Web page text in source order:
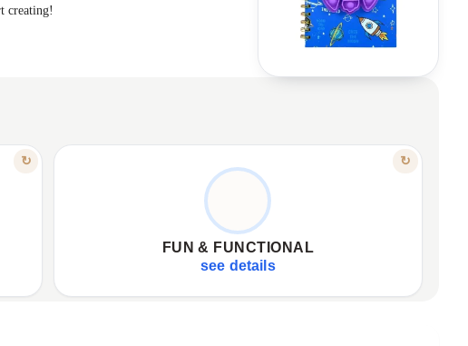
creating!
↻ ↻
FUN & FUNCTIONAL
see details
AESTHETICS MEET UTILITY
Ideal for school, office, personal notes.
Combines classic notebook with Pop It game.
Innovative design for a pleasant experience.